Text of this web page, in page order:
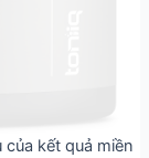
kết quả miền